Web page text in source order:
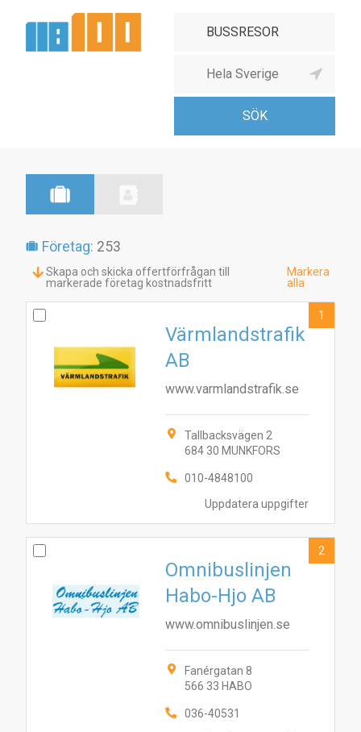
Företag: 253
Skapa och skicka offertförfrågan till
markerade företag kostnadsfritt
Markera
alla
Uppdatera uppgifter
Värmlandstrafik
AB
www.varmlandstrafik.se
Tallbacksvägen 2
684 30 MUNKFORS
010-4848100
1
Omnibuslinjen
Habo-Hjo AB
www.omnibuslinjen.se
Fanérgatan 8
566 33 HABO
036-40531
2